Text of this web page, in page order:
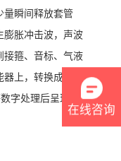
量瞬间释放套管
膨胀冲击波，声波
接箍、音标、气液
上，转换成电信
字处理后呈现出能
在线咨询